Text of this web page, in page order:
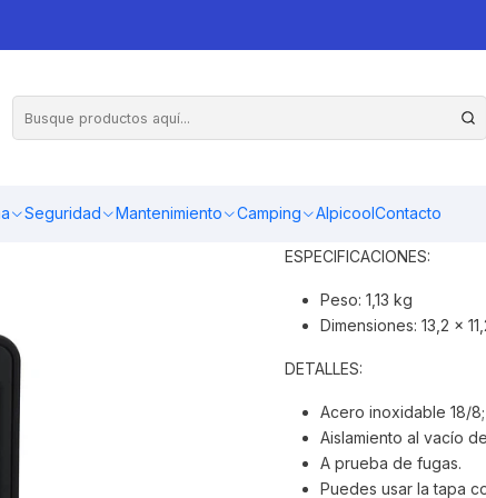
Seguridad Mantenimiento Camping AlpicoolContacto
líquidos calientes durante
ESPECIFICACIONES:
Peso: 1,13 kg
Dimensiones: 13,2 x
DETALLES:
Acero inoxidable 18/
Aislamiento al vacío
A prueba de fugas.
Puedes usar la tapa